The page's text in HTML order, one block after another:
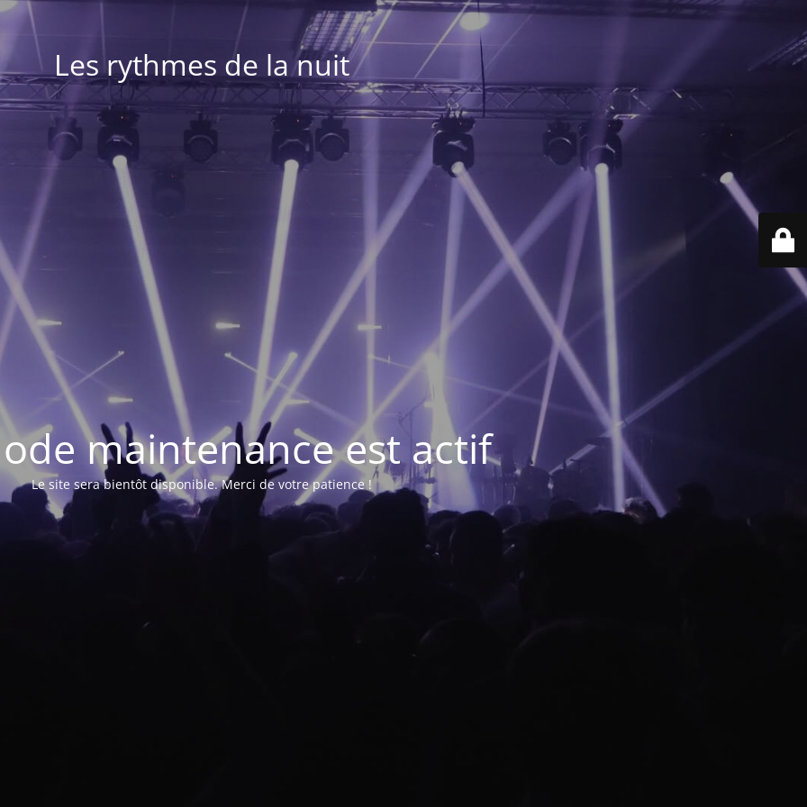
Les rythmes de la nuit
maintenance est actif
Le site sera bientôt disponible. Merci de votre patience !